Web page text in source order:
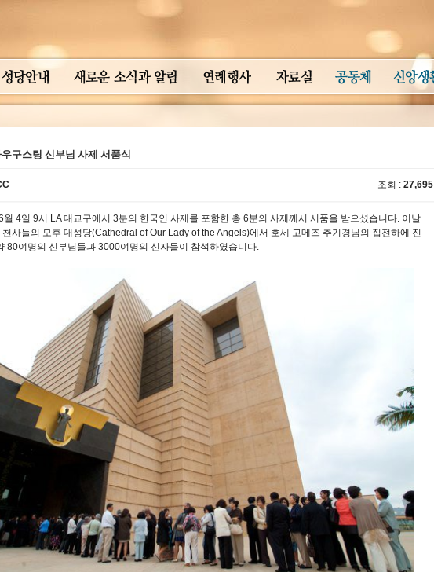
구스팅 신부님 사제 서품식
조회 : 27,695
월 4일 9시 LA 대교구에서 3분의 한국인 사제를 포함한 총 6분의 사제께서 서품을 받으셨습니다. 이날
사들의 모후 대성당(Cathedral of Our Lady of the Angels)에서 호세 고메즈 추기경님의 집전하에 진
80여명의 신부님들과 3000여명의 신자들이 참석하였습니다.